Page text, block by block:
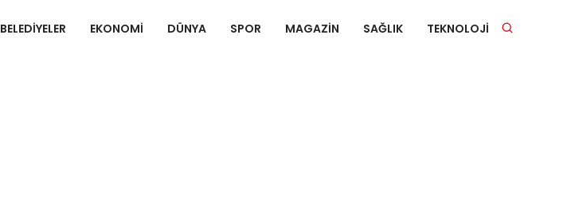
BELEDIYELER EKONOMI DÜNYA SPOR MAGAZIN SAĞLIK TEKNOLOJI